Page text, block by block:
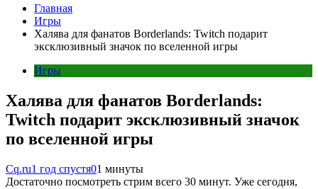
Главная
Игры
Халява для фанатов Borderlands: Twitch подарит
эксклюзивный значок по вселенной игры
Игры
Халява для фанатов Borderlands:
Twitch подарит эксклюзивный значок
по вселенной игры
Cq.ru1 год спустя01 минуты
Достаточно посмотреть стрим всего 30 минут. Уже сегодня,